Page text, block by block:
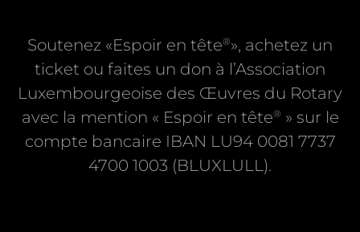
Soutenez «Espoir en tête®», achetez un
ticket ou faites un don à l’Association
Luxembourgeoise des Œuvres du Rotary
avec la mention « Espoir en tête® » sur le
compte bancaire IBAN LU94 0081 7737
4700 1003 (BLUXLULL).